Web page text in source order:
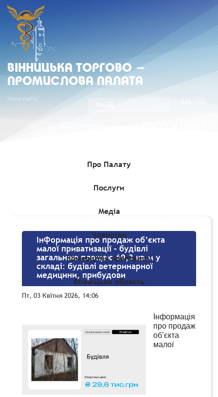
ВIННИЦЬКА ТОРГОВО -
ПРОМИСЛОВА ПАЛАТА
Мапа сайту
Про Палату
Послуги
Медіа
Членство
Комерційні пропозиції
Вінницька область
Комерційні пропозиції»Інформація про продаж
Інформація про продаж об’єкта
малої приватизації – будівлі
загальною площею 69,3 кв.м у
складі: будівлі ветеринарної
медицини, прибудови
Пт, 03 Квітня 2026, 14:06
Інформація
про продаж
об’єкта
малої